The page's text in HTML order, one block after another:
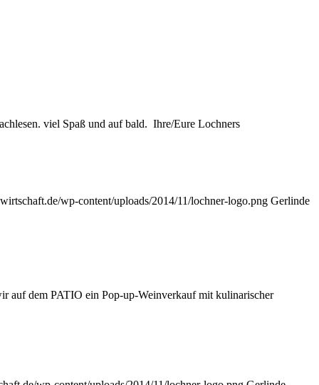
viel Spaß und auf bald. Ihre/Eure Lochners
wp-content/uploads/2014/11/lochner-logo.png Gerlinde
auf dem PATIO ein Pop-up-Weinverkauf mit kulinarischer